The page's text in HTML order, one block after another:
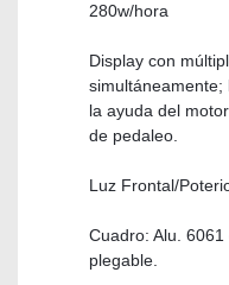
280w/hora
Display con
la ayuda del
de pedaleo.
Luz Frontal/
Cuadro: Alu.
plegable.